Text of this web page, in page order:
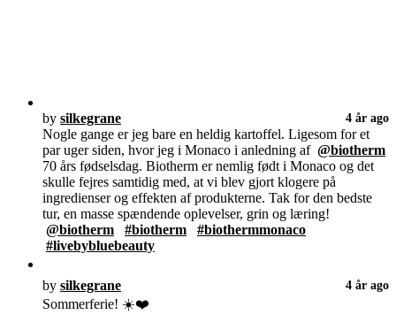
by silkegrane 4 år ago
Nogle gange er jeg bare en heldig kartoffel. Ligesom for et
par uger siden, hvor jeg i Monaco i anledning af @biotherm
70 års fødselsdag. Biotherm er nemlig født i Monaco og det
skulle fejres samtidig med, at vi blev gjort klogere på
ingredienser og effekten af produkterne. Tak for den bedste
tur, en masse spændende oplevelser, grin og læring!
@biotherm
#biotherm
#biothermmonaco
#livebybluebeauty
by silkegrane 4 år ago
Sommerferie! ☀️❤️